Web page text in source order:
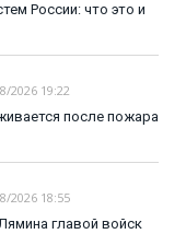
России: что это и
2026 19:22
после пожара
2026 18:55
главой войск